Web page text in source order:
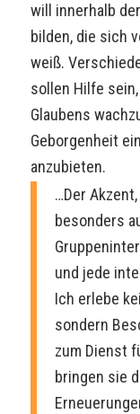
will innerhalb
bilden, die sich
weiß.
sollen Hilfe
Glaubens
Geborgenheit
anzubieten.
…Der
besonders
und jede
Ich erlebe
sondern
zum Dienst
bringen sie